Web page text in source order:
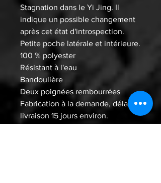
Stagnation dans le Yi Jing. Il
indique un possible changement
après cet état d'introspection.
Petite poche latérale et intérieure.
100 % polyester
Résistant à l'eau
Bandoulière
Deux poignées rembourrées
Fabrication à la demande, délai de
livraison 15 jours environ.